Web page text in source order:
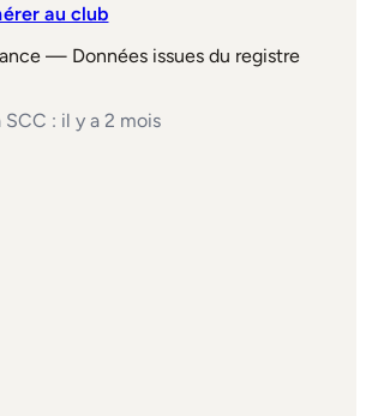
au club
— Données issues du registre
: il y a 2 mois